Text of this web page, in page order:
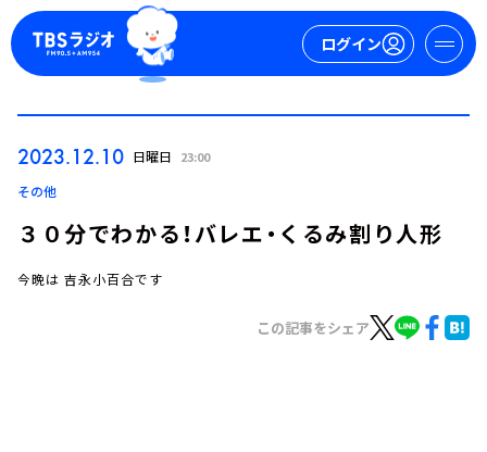
ログイン
2023.12.10 日曜日 23:00
その他
３０分でわかる！バレエ・くるみ割り人形
今晩は 吉永小百合です
この記事をシェア